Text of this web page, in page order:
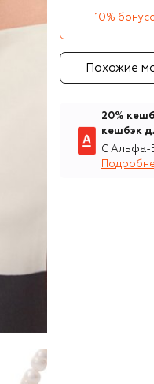
10%
Похожие
20%
кешбэк
С Альфа-